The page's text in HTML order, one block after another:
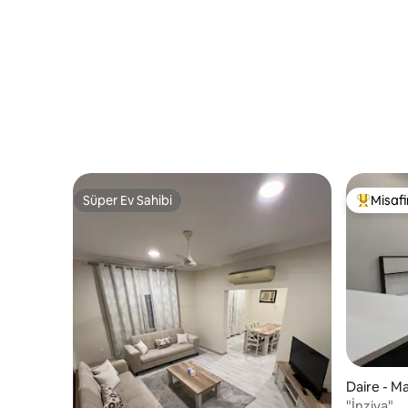
Süper Ev Sahibi
Süper Ev Sahibi
Daire -